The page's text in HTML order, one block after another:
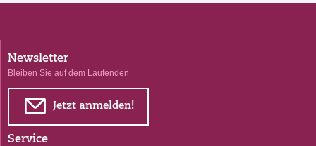
Newsletter
Bleiben Sie auf dem Laufenden
E Jetzt anmelden!
Service